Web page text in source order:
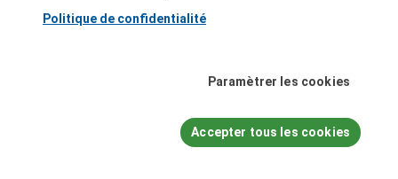
des vulnérabilités activement exploitées (KEV) provient de laCybersecurity
. Enfin, les données relatives aux faiblesses logicielles
(CWE) et aux schémas d'attaque courants (CAPEC) sont maintenues par
, et les informations sur les configurations logicielles et
Politique de confidentialité
Paramètrer les cookies
Accepter tous les cookies